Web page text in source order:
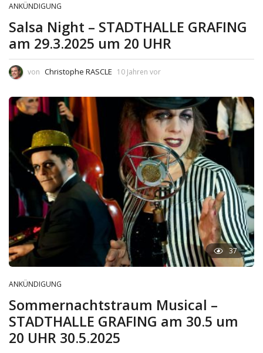
ANKÜNDIGUNG
Salsa Night – STADTHALLE GRAFING
am 29.3.2025 um 20 UHR
von Christophe RASCLE 10 Jahren vor
37
ANKÜNDIGUNG
Sommernachtstraum Musical –
STADTHALLE GRAFING am 30.5 um
20 UHR 30.5.2025